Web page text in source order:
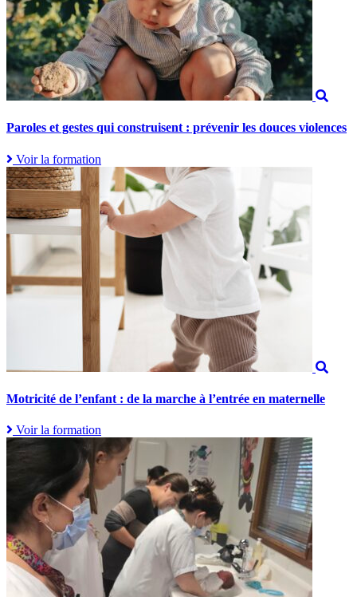
Paroles et gestes qui construisent : prévenir les douces violences
Voir la formation
Motricité de l’enfant : de la marche à l’entrée en maternelle
Voir la formation